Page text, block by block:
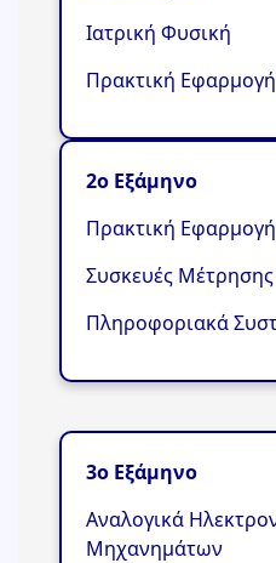
Ιατρική Φυσική
Πρακτική
2ο Εξάμηνο
Πρακτική
Συσκευές
Πληροφοριακά
3ο Εξάμηνο
Αναλογικά
Μηχανημάτων